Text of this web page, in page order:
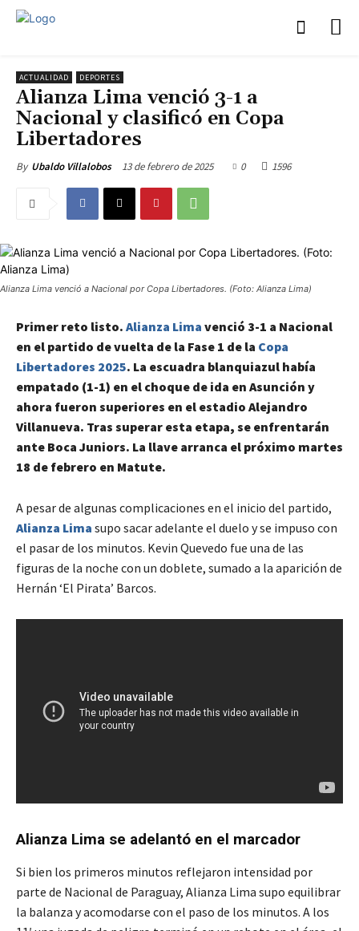
ACTUALIDAD DEPORTES
Alianza Lima venció 3-1 a
Nacional y clasificó en Copa
Libertadores
By Ubaldo Villalobos 13 de febrero de 2025 0 1596
Alianza Lima venció a Nacional por Copa Libertadores. (Foto: Alianza Lima)
Primer reto listo. Alianza Lima venció 3-1 a Nacional
en el partido de vuelta de la Fase 1 de la Copa
Libertadores 2025. La escuadra blanquiazul había
empatado (1-1) en el choque de ida en Asunción y
ahora fueron superiores en el estadio Alejandro
Villanueva. Tras superar esta etapa, se enfrentarán
ante Boca Juniors. La llave arranca el próximo martes
18 de febrero en Matute.
A pesar de algunas complicaciones en el inicio del partido,
Alianza Lima supo sacar adelante el duelo y se impuso con
el pasar de los minutos. Kevin Quevedo fue una de las
figuras de la noche con un doblete, sumado a la aparición de
Hernán ‘El Pirata’ Barcos.
Alianza Lima se adelantó en el marcador
Si bien los primeros minutos reflejaron intensidad por
parte de Nacional de Paraguay, Alianza Lima supo equilibrar
la balanza y acomodarse con el paso de los minutos. A los